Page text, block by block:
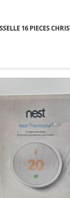
16 PIECES